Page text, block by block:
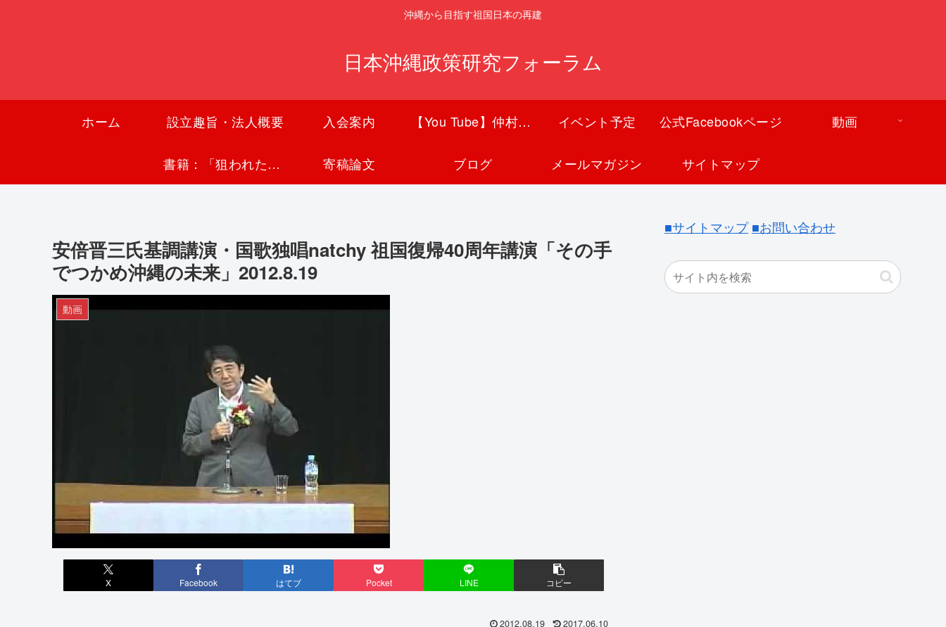
沖縄から目指す祖国日本の再建
日本沖縄政策研究フォーラム
ホーム 設立趣旨・法人概要 入会案内 【You Tube】仲村覚チャンネル イベント予定 公式Facebookページ 動画
書籍：「狙われた沖縄〜真実の沖縄史が日本を救う〜」 寄稿論文 ブログ メールマガジン サイトマップ
安倍晋三氏基調講演・国歌独唱natchy 祖国復帰40周年講演「その手
でつかめ沖縄の未来」2012.8.19
動画
X Facebook はてブ Pocket LINE コピー
2012.08.19 2017.06.10
■サイトマップ ■お問い合わせ